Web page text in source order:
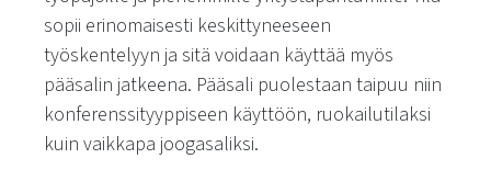
sopii erinomaisesti keskittyneeseen
työskentelyyn ja sitä voidaan käyttää myös
pääsalin jatkeena. Pääsali puolestaan taipuu niin
konferenssityyppiseen käyttöön, ruokailutilaksi
kuin vaikkapa joogasaliksi.